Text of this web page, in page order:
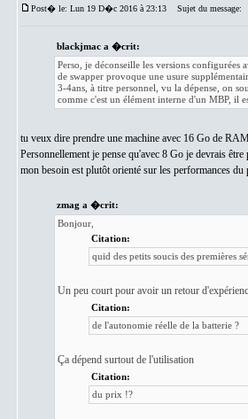
Post� le: Lun 19 D�c 2016 à 23:13 Sujet du message:
blackjmac a �crit:
Perso, je déconseille les versions
de swapper provoque une usure
3-4ans, à titre personnel, vu la dépense, on
comme c'est un élément interne d'un MBP, il
tu veux dire prendre une machine avec 16 Go de
Personnellement je pense qu'avec 8 Go je devrais
mon besoin est plutôt orienté sur les performances
zmag a �crit:
Bonjour,
Citation:
quid des petits soucis des premières
Un peu court pour avoir un retour
Citation:
de l'autonomie réelle de la batterie ?
Ça dépend surtout de l'utilisation
Citation:
du prix !?